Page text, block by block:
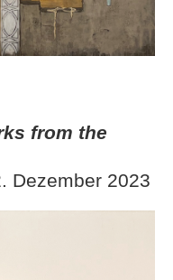
from the
Dezember 2023